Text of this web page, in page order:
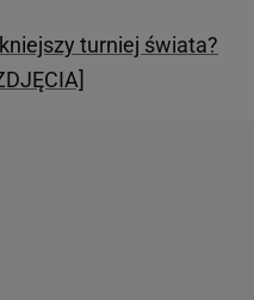
turniej świata?